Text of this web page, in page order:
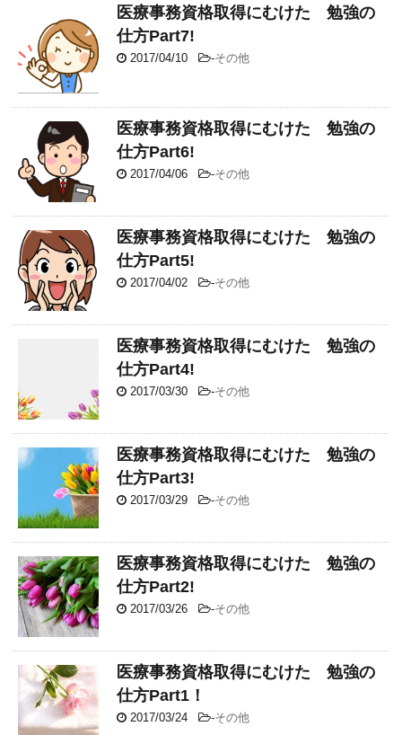
医療事務資格取得にむけた 勉強の
仕方Part7!
2017/04/10 -その他
医療事務資格取得にむけた 勉強の
仕方Part6!
2017/04/06 -その他
医療事務資格取得にむけた 勉強の
仕方Part5!
2017/04/02 -その他
医療事務資格取得にむけた 勉強の
仕方Part4!
2017/03/30 -その他
医療事務資格取得にむけた 勉強の
仕方Part3!
2017/03/29 -その他
医療事務資格取得にむけた 勉強の
仕方Part2!
2017/03/26 -その他
医療事務資格取得にむけた 勉強の
仕方Part1！
2017/03/24 -その他